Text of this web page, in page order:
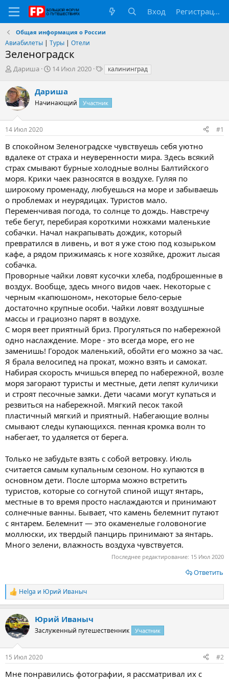
Вход Регистрация
Общая информация о России
Авиабилеты | Туры | Отели
Зеленоградск
А
т
о
р
е
м
Дариша
Д
а
н
ч
а
14 Июл 2020
Т
и
калининград
Дариша
Начинающий Участник
14 Июл 2020 #1
В спокойном Зеленоградске чувствуешь себя уютно
вдалеке от страха и неуверенности мира. Здесь всякий
страх смывают бурные холодные волны Балтийского
моря. Крики чаек разносятся в воздухе. Гуляя по
широкому променаду, любуешься на море и забываешь
о проблемах и неурядицах. Туристов мало.
Переменчивая погода, то солнце то дождь. Навстречу
тебе бегут, перебирая короткими ножками маленькие
собачки. Начал накрапывать дождик, который
превратился в ливень, и вот я уже стою под козырьком
кафе, а рядом прижимаясь к ноге хозяйке, дрожит лысая
собачка.
Проворные чайки ловят кусочки хлеба, подброшенные в
воздух. Вообще, здесь много видов чаек. Некоторые с
черным «капюшоном», некоторые бело-серые
достаточно крупные особи. Чайки ловят воздушные
массы и грациозно парят в воздухе.
С моря веет приятный бриз. Прогуляться по набережной
одно наслаждение. Море - это всегда море, его не
заменишь! Городок маленький, обойти его можно за час.
Я брала велосипед на прокат, можно взять и самокат.
Набирая скорость мчишься вперед по набережной, возле
моря загорают туристы и местные, дети лепят куличики
и строят песочные замки. Дети часами могут купаться и
резвиться на набережной. Мягкий песок такой
пластичный мягкий и приятный. Набегающие волны
смывают следы купающихся. пенная кромка волн то
набегает, то удаляется от берега.
Только не забудьте взять с собой ветровку. Июль
считается самым купальным сезоном. Но купаются в
основном дети. После шторма можно встретить
туристов, которые со согнутой спиной ищут янтарь,
местные в то время просто наслаждаются и принимают
солнечные ванны. Бывает, что камень белемнит путают
с янтарем. Белемнит — это окаменелые головоногие
моллюски, их твердый панцирь принимают за янтарь.
Много зелени, влажность воздуха чувствуется.
Последнее редактирование: 15 Июл 2020
Ответить
Р
е
к
ц
и
Helga и Юрий Иваныч
Юрий Иваныч
Заслуженный путешественник Участник
15 Июл 2020 #2
Мне понравились фотографии, я рассматривал их с